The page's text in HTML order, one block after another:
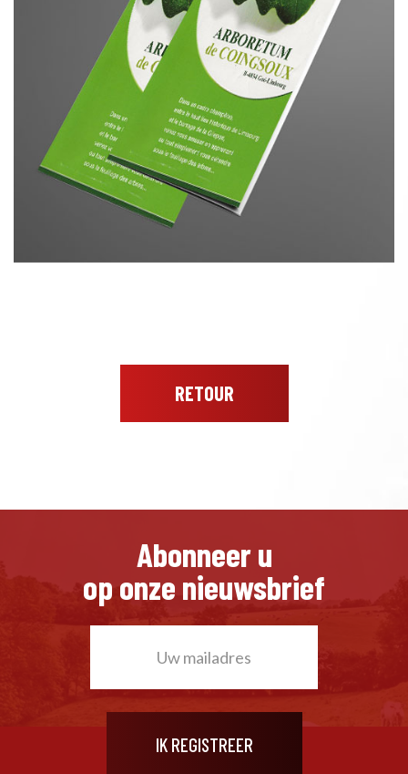
RETOUR
Abonneer u
op onze nieuwsbrief